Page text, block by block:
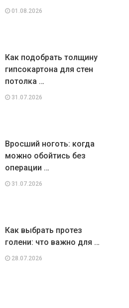
01.08.2026
Как подобрать толщину
гипсокартона для стен
потолка …
31.07.2026
Вросший ноготь: когда
можно обойтись без
операции …
31.07.2026
Как выбрать протез
голени: что важно для …
28.07.2026